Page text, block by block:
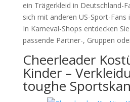
ein Trägerkleid in Deutschland-
sich mit anderen US-Sport-
In Karneval-Shops entdecken
passende Partner-, Gruppen
Cheerleader
Kinder –
toughe